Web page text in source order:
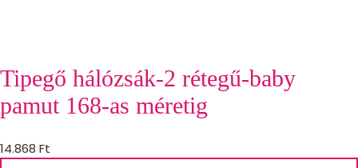
Tipegő hálózsák-2 rétegű-baby
pamut 168-as méretig
14.868 Ft